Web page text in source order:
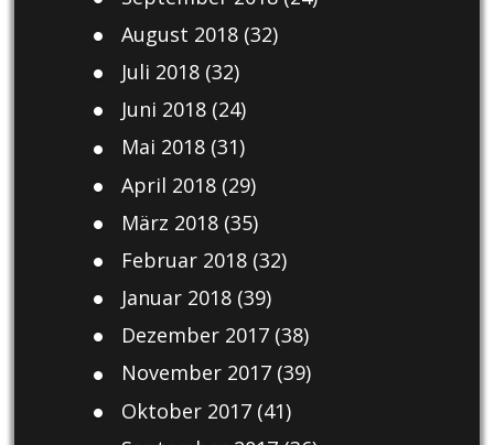
August 2018(32)
Juli 2018(32)
Juni 2018(24)
Mai 2018(31)
April 2018(29)
März 2018(35)
Februar 2018(32)
Januar 2018(39)
Dezember 2017(38)
November 2017(39)
Oktober 2017(41)